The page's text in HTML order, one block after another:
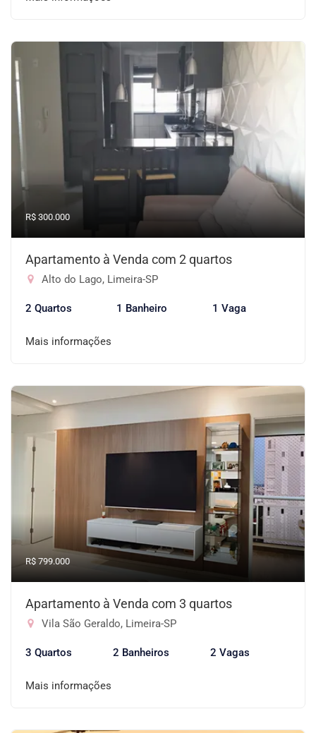
R$ 300.000
Apartamento à Venda com 2 quartos
Alto do Lago, Limeira-SP
2 Quartos 1 Banheiro 1 Vaga
Mais informações
R$ 799.000
Apartamento à Venda com 3 quartos
Vila São Geraldo, Limeira-SP
3 Quartos 2 Banheiros 2 Vagas
Mais informações